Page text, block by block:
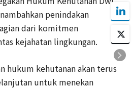
penindakan
dari komitmen
kejahatan lingkungan.
hukum kehutanan akan terus
untuk menekan